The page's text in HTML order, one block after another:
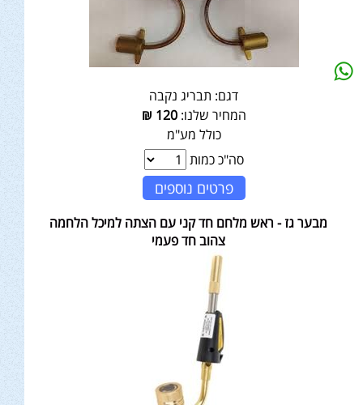
דגם: תבריג נקבה
המחיר שלנו:120
₪
כולל מע"מ
סה"כ כמות
פרטים נוספים
מבער גז - ראש מלחם חד קני עם הצתה למיכל הלחמה
צהוב חד פעמי